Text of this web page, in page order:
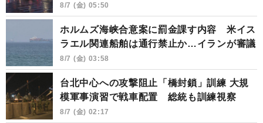
8/7 (金) 05:50
ホルムズ海峡合意案に罰金課す内容 米イス
ラエル関連船舶は通行禁止か…イランが審議
8/7 (金) 03:58
台北中心への攻撃阻止「橋封鎖」訓練 大規
模軍事演習で戦車配置 総統も訓練視察
8/7 (金) 02:17